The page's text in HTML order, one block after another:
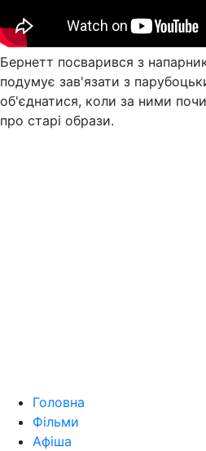
Бернетт посварився з
подумує зав'язати з
об'єднатися, коли за ними
про старі образи.
Головна
Фільми
Афіша